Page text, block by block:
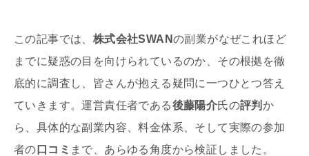
この記事では、 株式会社SWANの副業がなぜこれほど
までに疑惑の目を向けられているのか、その根拠を徹
底的に調査し、皆さんが抱える疑問に一つひとつ答え
ていきます。運営責任者である後藤陽介氏の評判 か
ら、具体的な副業内容、料金体系、そして実際の参加
者の 口コミ まで、あらゆる角度から検証しました。